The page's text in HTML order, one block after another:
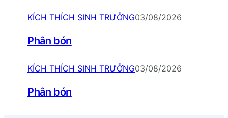
KÍCH THÍCH SINH TRƯỞNG03/08/2026
Phân bón
KÍCH THÍCH SINH TRƯỞNG03/08/2026
Phân bón